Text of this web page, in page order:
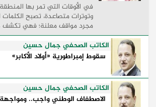
في الأوقات التي تمر بها
وتوترات متصاعدة، تصبح
مجرد مواقف معلنة؛ فهي تكشف
وكيفية إدارتها للأزمات،
...
الكاتب الصحفي جمال حسين
سقوط إمبراطورية «أولاد الأكابر»
الكاتب الصحفي جمال حسين
الاصطفاف الوطني واجب..